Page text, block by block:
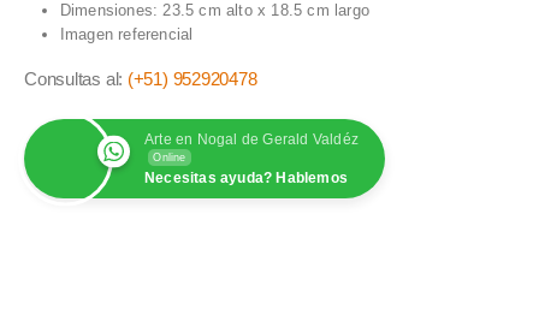
Dimensiones: 23.5 cm alto x 18.5 cm largo
Imagen referencial
Consultas al: (+51) 952920478
Arte en Nogal de Gerald Valdéz
Online
Necesitas ayuda? Hablemos